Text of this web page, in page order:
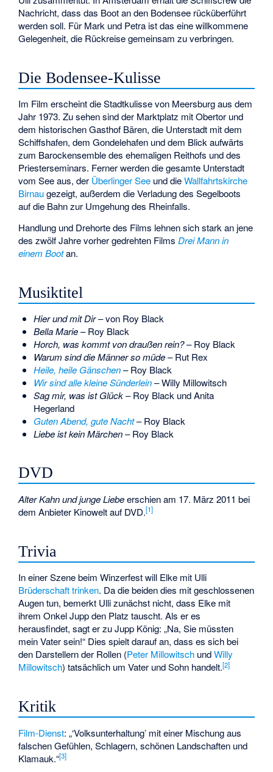
Nachricht, dass das Boot an den Bodensee rücküberführt
werden soll. Für Mark und Petra ist das eine willkommene
Gelegenheit, die Rückreise gemeinsam zu verbringen.
Die Bodensee-Kulisse
Im Film erscheint die Stadtkulisse von Meersburg aus dem
Jahr 1973. Zu sehen sind der Marktplatz mit Obertor und
dem historischen Gasthof Bären, die Unterstadt mit dem
Schiffshafen, dem Gondelehafen und dem Blick aufwärts
zum Barockensemble des ehemaligen Reithofs und des
Priesterseminars. Ferner werden die gesamte Unterstadt
vom See aus, der Überlinger See und dieWallfahrtskirche
Birnaugezeigt, außerdem die Verladung des Segelboots
auf die Bahn zur Umgehung des Rheinfalls.
Handlung und Drehorte des Films lehnen sich stark an jene
des zwölf Jahre vorher gedrehten FilmsDrei Mann in
einem Bootan.
Musiktitel
Hier und mit Dir– von Roy Black
Bella Marie– Roy Black
Horch, was kommt von draußen rein?– Roy Black
Warum sind die Männer so müde– Rut Rex
Heile, heile Gänschen– Roy Black
Wir sind alle kleine Sünderlein– Willy Millowitsch
Sag mir, was ist Glück– Roy Black und Anita
Hegerland
Guten Abend, gute Nacht– Roy Black
Liebe ist kein Märchen– Roy Black
DVD
Alter Kahn und junge Liebeerschien am 17. März 2011 bei
dem Anbieter Kinowelt auf DVD.[1]
Trivia
In einer Szene beim Winzerfest will Elke mit Ulli
Brüderschaft trinken. Da die beiden dies mit geschlossenen
Augen tun, bemerkt Ulli zunächst nicht, dass Elke mit
ihrem Onkel Jupp den Platz tauscht. Als er es
herausfindet, sagt er zu Jupp König: „Na, Sie müssten
mein Vater sein!“ Dies spielt darauf an, dass es sich bei
den Darstellern der Rollen (Peter Millowitsch undWilly
Millowitsch) tatsächlich um Vater und Sohn handelt.[2]
Kritik
Film-Dienst: „‘Volksunterhaltung’ mit einer Mischung aus
falschen Gefühlen, Schlagern, schönen Landschaften und
Klamauk.“[3]